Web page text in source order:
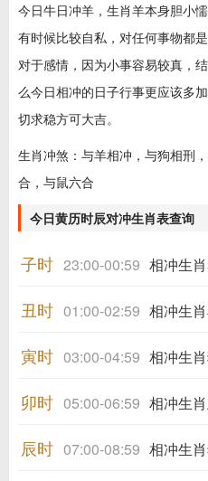
今日牛日冲羊，生肖羊本身胆小
有时候比较自私，对任何事物都
对于感情，因为小事容易较真，
么今日相冲的日子行事更应该多
切求稳方可大吉。
生肖冲煞：与羊相冲，与狗相刑
合，与鼠六合
今日黄历时辰对冲生肖表查询
子时 23:00-00:59 相冲生
丑时 01:00-02:59 相冲生
寅时 03:00-04:59 相冲生
卯时 05:00-06:59 相冲生
辰时 07:00-08:59 相冲生